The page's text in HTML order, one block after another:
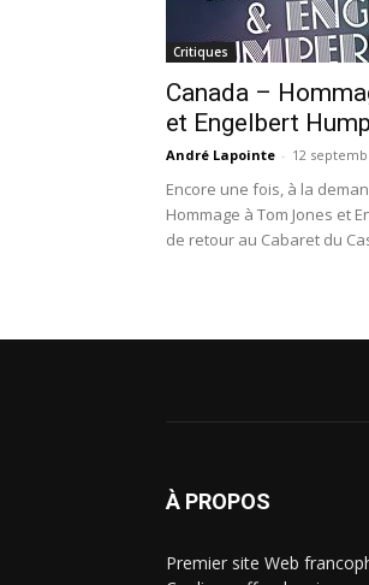
Critiques
Canada –
et Engelbert
André Lapointe - 12
Encore une fois, à la
Hommage à Tom Jones et
de retour au Cabaret du
À PROPOS
Premier site Web